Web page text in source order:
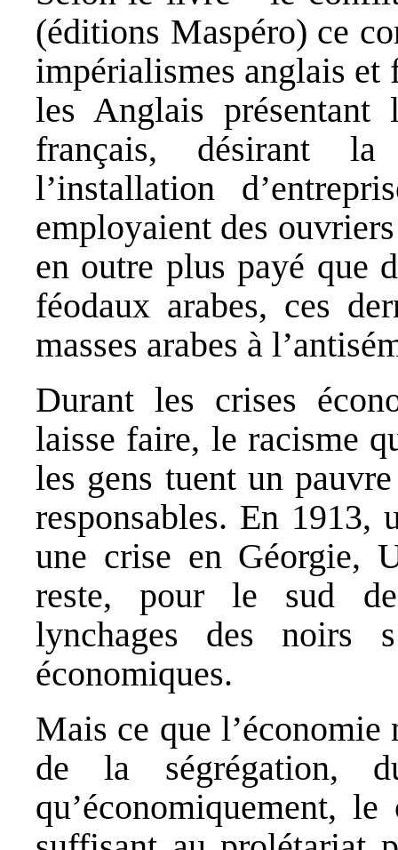
(éditions Maspéro) ce
impérialismes anglais et
les Anglais présentant
français, désirant
l’installation
employaient des
en outre plus payé que
féodaux arabes, ces
masses arabes à
Durant les crises
laisse faire, le racisme
les gens tuent un
responsables. En 1913,
une crise en Géorgie,
reste, pour le sud
lynchages des noirs
économiques.
Mais ce que l’économie
de la ségrégation,
qu’économiquement,